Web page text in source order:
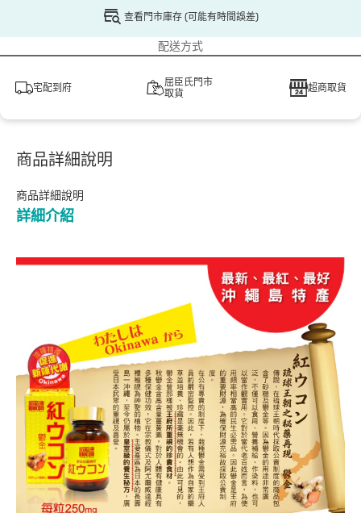
查看門市庫存 (可能有時間誤差)
配送方式
宅配到府
屈臣氏門市
取貨
超商取貨
商品詳細說明
商品詳細說明
詳細介紹